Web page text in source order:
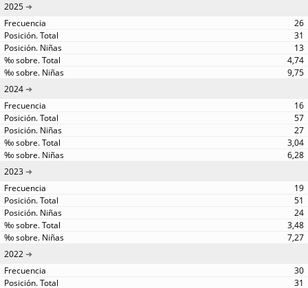
2025
26
31
13
4,74
9,75
2024
16
57
27
3,04
6,28
2023
19
51
24
3,48
7,27
2022
30
31